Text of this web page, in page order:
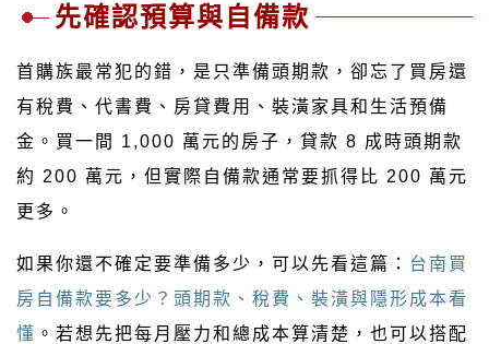
先確認預算與自備款
首購族最常犯的錯，是只準備頭期款，卻忘了買房還
有稅費、代書費、房貸費用、裝潢家具和生活預備
金。買一間 1,000 萬元的房子，貸款 8 成時頭期款
約 200 萬元，但實際自備款通常要抓得比 200 萬元
更多。
如果你還不確定要準備多少，可以先看這篇： 台南買
房自備款要多少？頭期款、稅費、裝潢與隱形成本看
懂 。若想先把每月壓力和總成本算清楚，也可以搭配